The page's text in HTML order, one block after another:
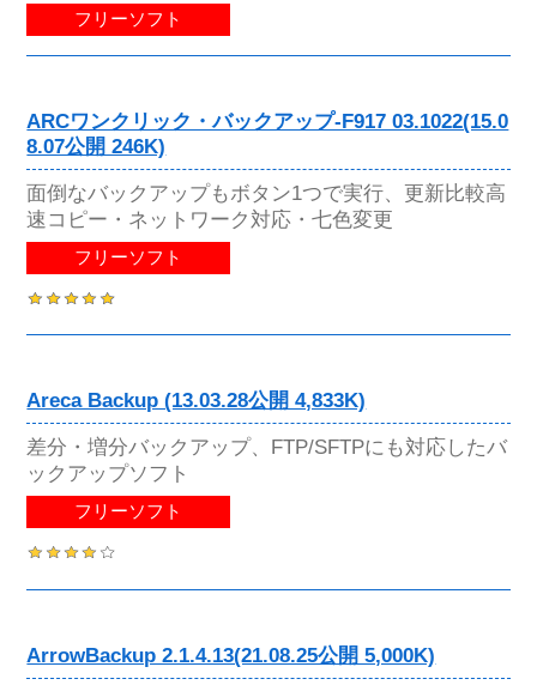
フリーソフト
ARCワンクリック・バックアップ-F917 03.1022(15.0
8.07公開 246K)
面倒なバックアップもボタン1つで実行、更新比較高
速コピー・ネットワーク対応・七色変更
フリーソフト
Areca Backup (13.03.28公開 4,833K)
差分・増分バックアップ、FTP/SFTPにも対応したバ
ックアップソフト
フリーソフト
ArrowBackup 2.1.4.13(21.08.25公開 5,000K)